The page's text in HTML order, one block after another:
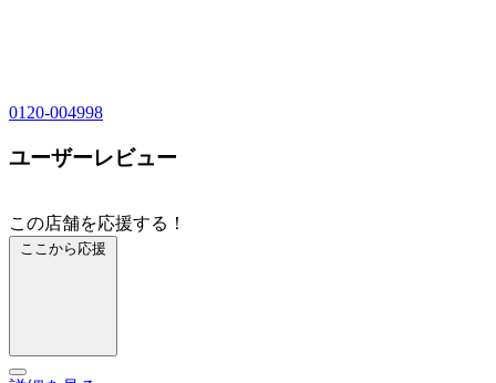
0120-004998
ユーザーレビュー
この店舗を応援する！
ここから応援